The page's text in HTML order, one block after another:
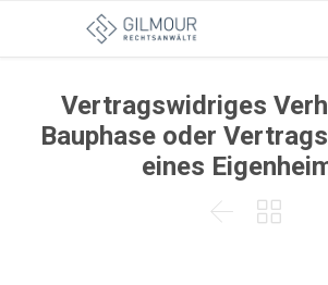
Vertragswidriges
Bauphase oder
eines
 